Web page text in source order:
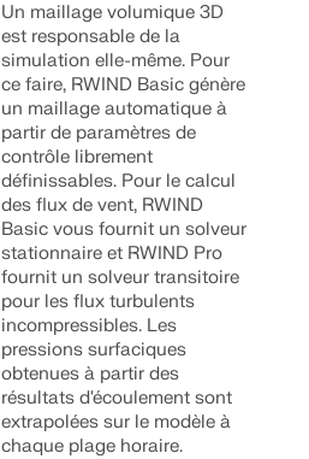
Un maillage volumique 3D
est responsable de la
simulation elle-même. Pour
ce faire, RWIND Basic génère
un maillage automatique à
partir de paramètres de
contrôle librement
définissables. Pour le calcul
des flux de vent, RWIND
Basic vous fournit un solveur
stationnaire et RWIND Pro
fournit un solveur transitoire
pour les flux turbulents
incompressibles. Les
pressions surfaciques
obtenues à partir des
résultats d'écoulement sont
extrapolées sur le modèle à
chaque plage horaire.